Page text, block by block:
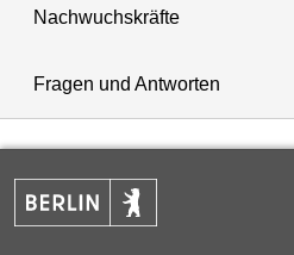
Nachwuchskräfte
Fragen und Antworten